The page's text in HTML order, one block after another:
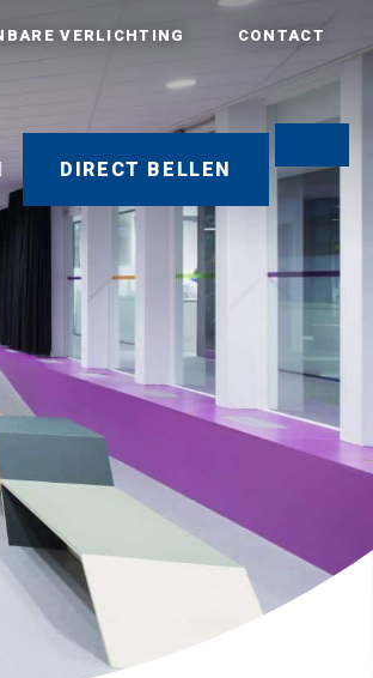
VERLICHTING CONTACT
DIRECT BELLEN